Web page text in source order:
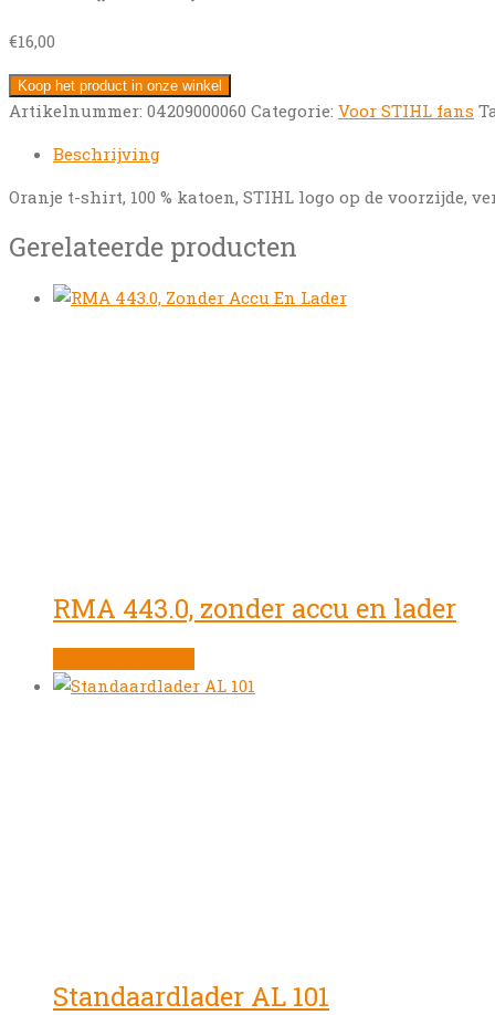
€16,00
Koop het product in onze winkel
Artikelnummer: 04209000060 Categorie: Voor STIHL fans
Beschrijving
Oranje t-shirt, 100 % katoen, STIHL logo op de voorzijde,
Gerelateerde producten
RMA 443.0, zonder accu en lader
Standaardlader AL 101